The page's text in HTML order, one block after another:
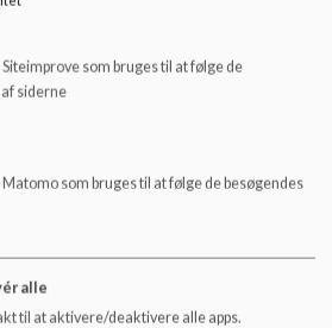
medansvarlig bliver barnet i forhold til selv
elevplaner og huske hvad der er
i skolens undervisning og aktiviteter.
forældre understøtter denne
kommunikationsmiddel frem for
medier.
som bruges til at følge de
siderne
som bruges til at følge de besøgendes
alle
til at aktivere/deaktivere alle apps.